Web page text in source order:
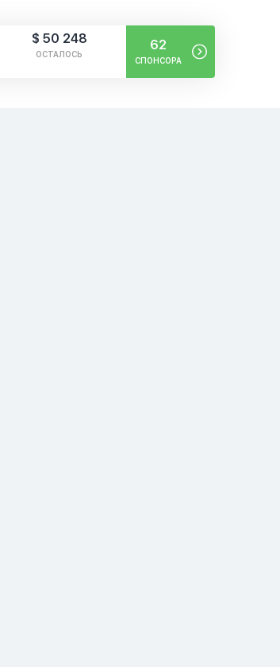
$ 50 248
ОСТАЛОСЬ
62
СПОНСОРА